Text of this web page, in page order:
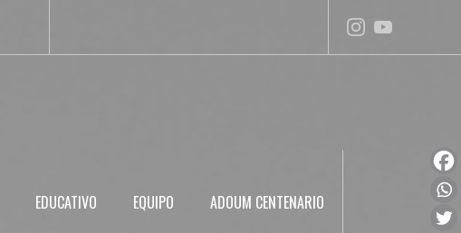
EDUCATIVO EQUIPO ADOUM CENTENARIO